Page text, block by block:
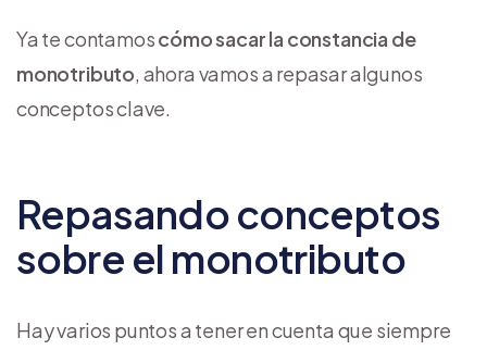
Ya te contamoscómo sacar la constancia de
monotributo, ahora vamos a repasar algunos
conceptos clave.
Repasando conceptos
sobre el monotributo
Hay varios puntos a tener en cuenta que siempre